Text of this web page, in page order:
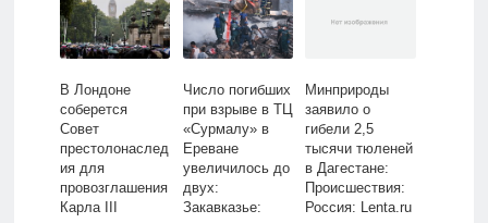
В Лондоне
соберется
Совет
престолонаслед
ия для
провозглашения
Карла III
Число погибших
при взрыве в ТЦ
«Сурмалу» в
Ереване
увеличилось до
двух:
Закавказье:
Минприроды
заявило о
гибели 2,5
тысячи тюленей
в Дагестане:
Происшествия:
Россия: Lenta.ru